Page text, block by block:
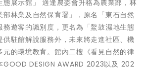
態展示館」 適逢農委會升格為農業部，林
林業及自然保育署」，原名「東石自然
務遊客的識別度，更名為「鰲鼓濕地生態
供駐館解說服務外，未來將走進社區、機
元的環境教育。館內二樓《看見自然的律
GOOD DESIGN AWARD 2023以及 202